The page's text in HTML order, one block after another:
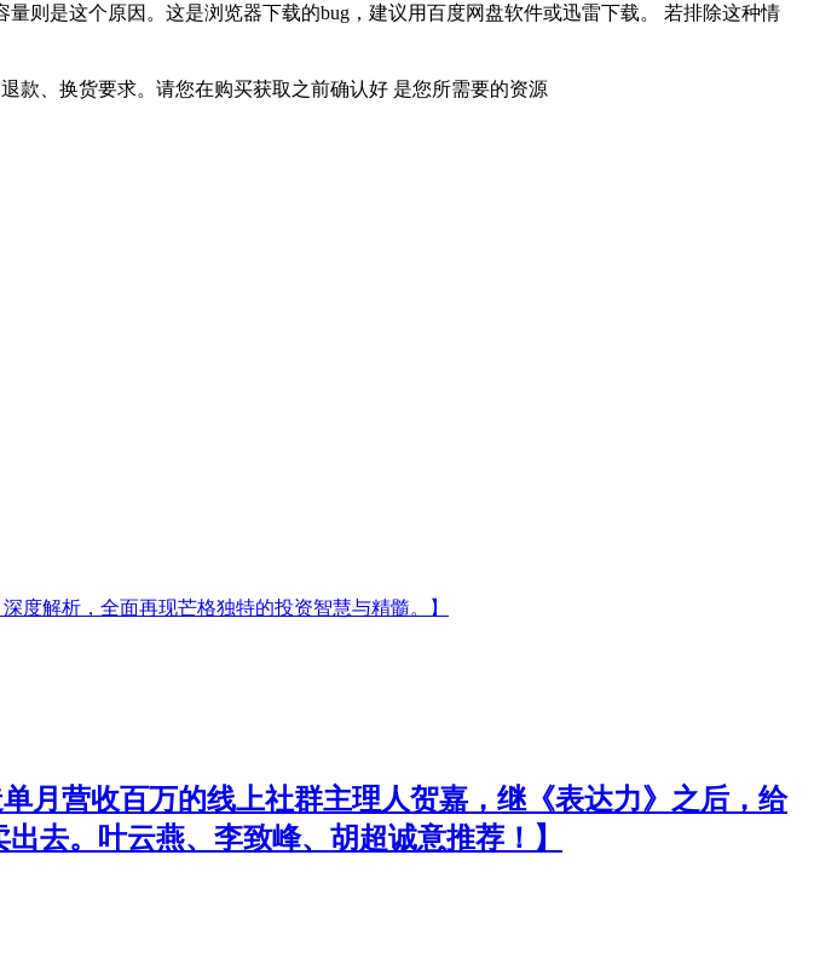
则是这个原因。这是浏览器下载的bug，建议用百度网盘软件或迅雷下载。 若排除这种情
款、换货要求。请您在购买获取之前确认好 是您所需要的资源
度解析，全面再现芒格独特的投资智慧与精髓。】
月营收百万的线上社群主理人贺嘉，继《表达力》之后，给
去。叶云燕、李致峰、胡超诚意推荐！】